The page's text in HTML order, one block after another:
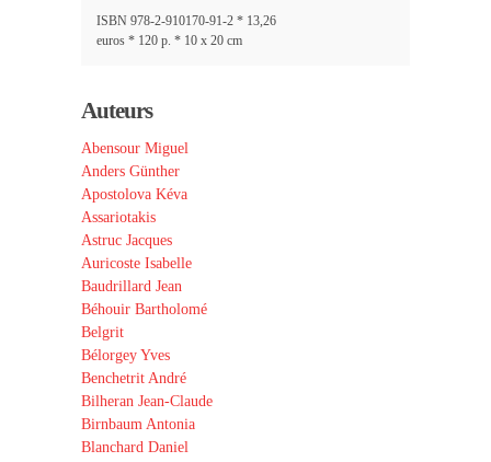
ISBN 978-2-910170-91-2 * 13,26
euros * 120 p. * 10 x 20 cm
Auteurs
Abensour Miguel
Anders Günther
Apostolova Kéva
Assariotakis
Astruc Jacques
Auricoste Isabelle
Baudrillard Jean
Béhouir Bartholomé
Belgrit
Bélorgey Yves
Benchetrit André
Bilheran Jean-Claude
Birnbaum Antonia
Blanchard Daniel